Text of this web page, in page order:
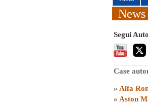
Segui
Case
» Alfa
» Aston